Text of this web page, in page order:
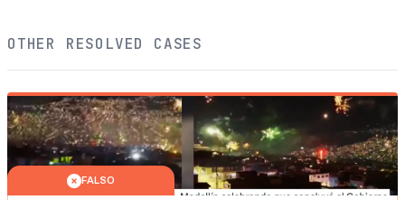
OTHER RESOLVED CASES
FALSO